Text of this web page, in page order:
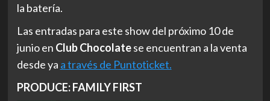
la batería.
Las entradas para este show del próximo 10 de
junio en Club Chocolatese encuentran a la venta
desde ya a través de Puntoticket.
PRODUCE: FAMILY FIRST